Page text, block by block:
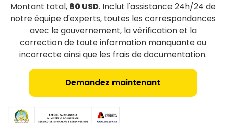
Montant total, 80 USD. Inclut l'assistance 24h/24 de
notre équipe d'experts, toutes les correspondances
avec le gouvernement, la vérification et la
correction de toute information manquante ou
incorrecte ainsi que les frais de documentation.
Demandez maintenant